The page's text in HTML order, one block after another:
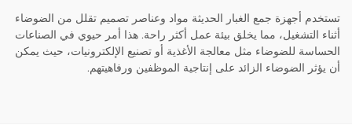
أجهزة جمع الغبار الحديثة مواد وعناصر تصميم تقلل من الضوضاء
التشغيل، مما يخلق بيئة عمل أكثر راحة. هذا أمر حيوي في الصناعات
للضوضاء مثل معالجة الأغذية أو تصنيع الإلكترونيات، حيث يمكن
الضوضاء الزائد على إنتاجية الموظفين ورفاهيتهم.